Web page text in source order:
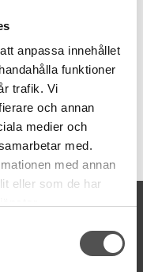
anpassa innehållet
funktioner
trafik. Vi
och annan
medier och
med.
med annan
eller som de har